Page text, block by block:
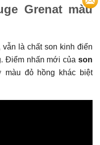
Grenat màu
là chất son kinh điển
Điểm nhấn mới của son
đỏ hồng khác biệt